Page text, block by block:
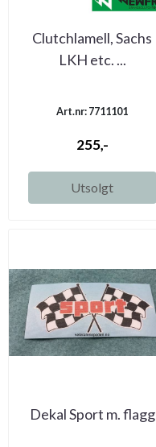
Clutchlamell, Sachs
LKH etc. ...
Art.nr: 7711101
255,-
Utsolgt
Dekal Sport m. flagg